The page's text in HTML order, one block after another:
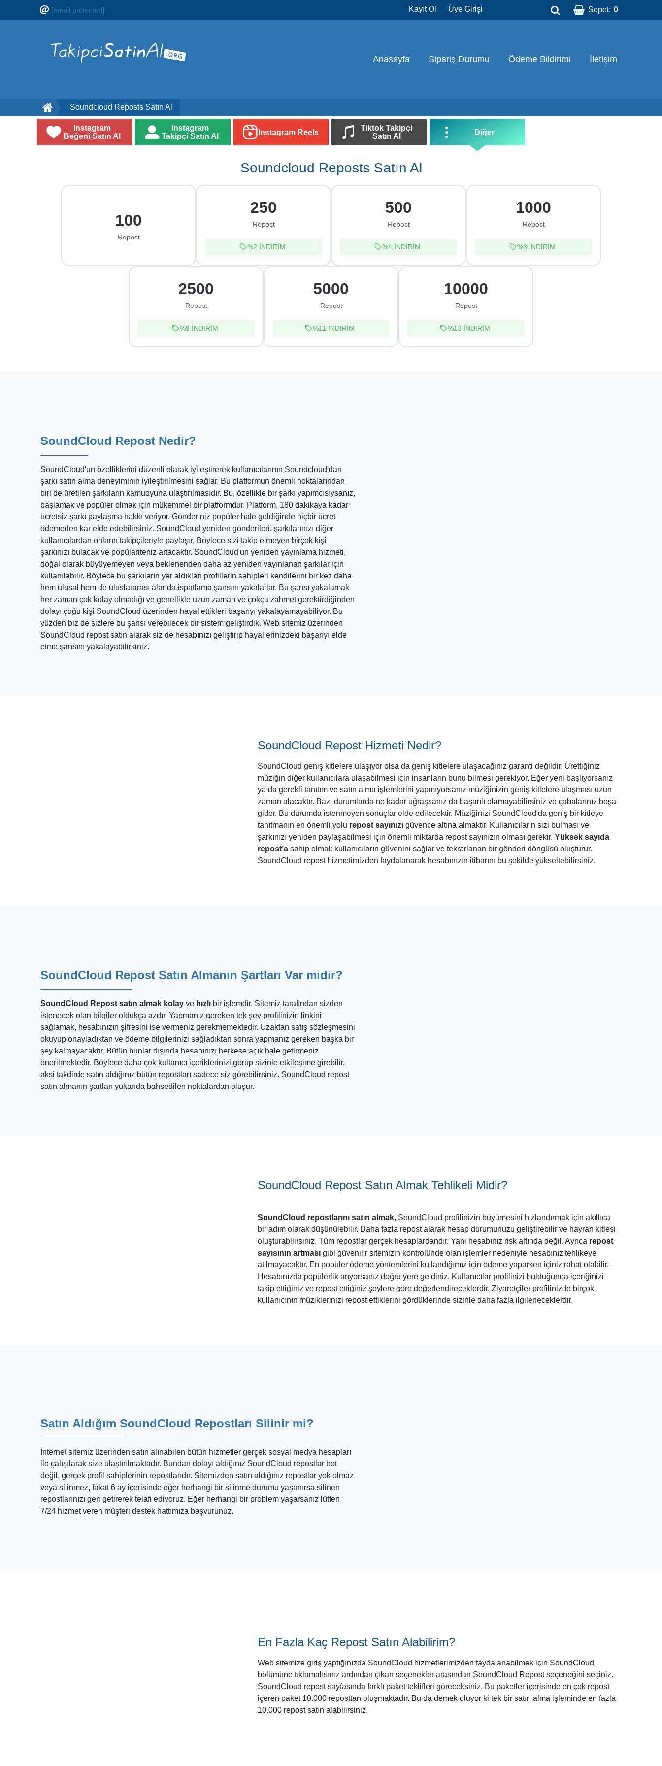
Sepet: 0
[email protected] Kayıt Ol Üye Girişi
Anasayfa Sipariş Durumu Ödeme Bildirimi İletişim
Soundcloud Reposts Satın Al
Instagram
Beğeni Satın Al
Instagram
Takipçi Satın Al
Instagram Reels
Tiktok Takipçi
Satın Al
Diğer
Soundcloud Reposts Satın Al
100
Repost
250
Repost
%2 İNDİRİM
500
Repost
%4 İNDİRİM
1000
Repost
%8 İNDİRİM
2500
Repost
%9 İNDİRİM
5000
Repost
%11 İNDİRİM
10000
Repost
%13 İNDİRİM
SoundCloud Repost Nedir?
SoundCloud'un özelliklerini düzenli olarak iyileştirerek kullanıcılarının Soundcloud'dan
şarkı satın alma deneyiminin iyileştirilmesini sağlar. Bu platformun önemli noktalarından
biri de üretilen şarkıların kamuoyuna ulaştırılmasıdır. Bu, özellikle bir şarkı yapımcısıysanız,
başlamak ve popüler olmak için mükemmel bir platformdur. Platform, 180 dakikaya kadar
ücretsiz şarkı paylaşma hakkı veriyor. Gönderiniz popüler hale geldiğinde hiçbir ücret
ödemeden kar elde edebilirsiniz. SoundCloud yeniden gönderileri, şarkılarınızı diğer
kullanıcılardan onların takipçileriyle paylaşır. Böylece sizi takip etmeyen birçok kişi
şarkınızı bulacak ve popülariteniz artacaktır. SoundCloud'un yeniden yayınlama hizmeti,
doğal olarak büyüyemeyen veya beklenenden daha az yeniden yayınlanan şarkılar için
kullanılabilir. Böylece bu şarkıların yer aldıkları profillerin sahipleri kendilerini bir kez daha
hem ulusal hem de uluslararası alanda ispatlama şansını yakalarlar. Bu şansı yakalamak
her zaman çok kolay olmadığı ve genellikle uzun zaman ve çokça zahmet gerektirdiğinden
dolayı çoğu kişi SoundCloud üzerinden hayal ettikleri başarıyı yakalayamayabiliyor. Bu
yüzden biz de sizlere bu şansı verebilecek bir sistem geliştirdik. Web sitemiz üzerinden
SoundCloud repost satın alarak siz de hesabınızı geliştirip hayallerinizdeki başarıyı elde
etme şansını yakalayabilirsiniz.
SoundCloud Repost Hizmeti Nedir?
SoundCloud geniş kitlelere ulaşıyor olsa da geniş kitlelere ulaşacağınız garanti değildir. Ürettiğiniz
müziğin diğer kullanıcılara ulaşabilmesi için insanların bunu bilmesi gerekiyor. Eğer yeni başlıyorsanız
ya da gerekli tanıtım ve satın alma işlemlerini yapmıyorsanız müziğinizin geniş kitlelere ulaşması uzun
zaman alacaktır. Bazı durumlarda ne kadar uğraşsanız da başarılı olamayabilirsiniz ve çabalarınız boşa
gider. Bu durumda istenmeyen sonuçlar elde edilecektir. Müziğinizi SoundCloud'da geniş bir kitleye
tanıtmanın en önemli yolu repost sayınızı güvence altına almaktır. Kullanıcıların sizi bulması ve
şarkınızı yeniden paylaşabilmesi için önemli miktarda repost sayınızın olması gerekir.Yüksek sayıda
repost’a sahip olmak kullanıcıların güvenini sağlar ve tekrarlanan bir gönderi döngüsü oluşturur.
SoundCloud repost hizmetimizden faydalanarak hesabınızın itibarını bu şekilde yükseltebilirsiniz.
SoundCloud Repost Satın Almanın Şartları Var mıdır?
SoundCloud Repost satın almak kolay ve hızlı bir işlemdir. Sitemiz tarafından sizden
istenecek olan bilgiler oldukça azdır. Yapmanız gereken tek şey profilinizin linkini
sağlamak, hesabınızın şifresini ise vermeniz gerekmemektedir. Uzaktan satış sözleşmesini
okuyup onayladıktan ve ödeme bilgilerinizi sağladıktan sonra yapmanız gereken başka bir
şey kalmayacaktır. Bütün bunlar dışında hesabınızı herkese açık hale getirmeniz
önerilmektedir. Böylece daha çok kullanıcı içeriklerinizi görüp sizinle etkileşime girebilir,
aksi takdirde satın aldığınız bütün repostları sadece siz görebilirsiniz. SoundCloud repost
satın almanın şartları yukarıda bahsedilen noktalardan oluşur.
SoundCloud Repost Satın Almak Tehlikeli Midir?
SoundCloud repostlarını satın almak, SoundCloud profilinizin büyümesini hızlandırmak için akıllıca
bir adım olarak düşünülebilir. Daha fazla repost alarak hesap durumunuzu geliştirebilir ve hayran kitlesi
oluşturabilirsiniz. Tüm repostlar gerçek hesaplardandır. Yani hesabınız risk altında değil. Ayrıca repost
sayısının artmasıgibi güvenilir sitemizin kontrolünde olan işlemler nedeniyle hesabınız tehlikeye
atılmayacaktır. En popüler ödeme yöntemlerini kullandığımız için ödeme yaparken içiniz rahat olabilir.
Hesabınızda popülerlik arıyorsanız doğru yere geldiniz. Kullanıcılar profilinizi bulduğunda içeriğinizi
takip ettiğiniz ve repost ettiğiniz şeylere göre değerlendireceklerdir. Ziyaretçiler profilinizde birçok
kullanıcının müziklerinizi repost ettiklerini gördüklerinde sizinle daha fazla ilgileneceklerdir.
Satın Aldığım SoundCloud Repostları Silinir mi?
İnternet sitemiz üzerinden satın alınabilen bütün hizmetler gerçek sosyal medya hesapları
ile çalışılarak size ulaştırılmaktadır. Bundan dolayı aldığınız SoundCloud repostlar bot
değil, gerçek profil sahiplerinin repostlarıdır. Sitemizden satın aldığınız repostlar yok olmaz
veya silinmez, fakat 6 ay içerisinde eğer herhangi bir silinme durumu yaşanırsa silinen
repostlarınızı geri getirerek telafi ediyoruz. Eğer herhangi bir problem yaşarsanız lütfen
7/24 hizmet veren müşteri destek hattımıza başvurunuz.
En Fazla Kaç Repost Satın Alabilirim?
Web sitemize giriş yaptığınızda SoundCloud hizmetlerimizden faydalanabilmek için SoundCloud
bölümüne tıklamalısınız ardından çıkan seçenekler arasından SoundCloud Repost seçeneğini seçiniz.
SoundCloud repost sayfasında farklı paket teklifleri göreceksiniz. Bu paketler içerisinde en çok repost
içeren paket 10.000 reposttan oluşmaktadır. Bu da demek oluyor ki tek bir satın alma işleminde en fazla
10.000 repost satın alabilirsiniz.